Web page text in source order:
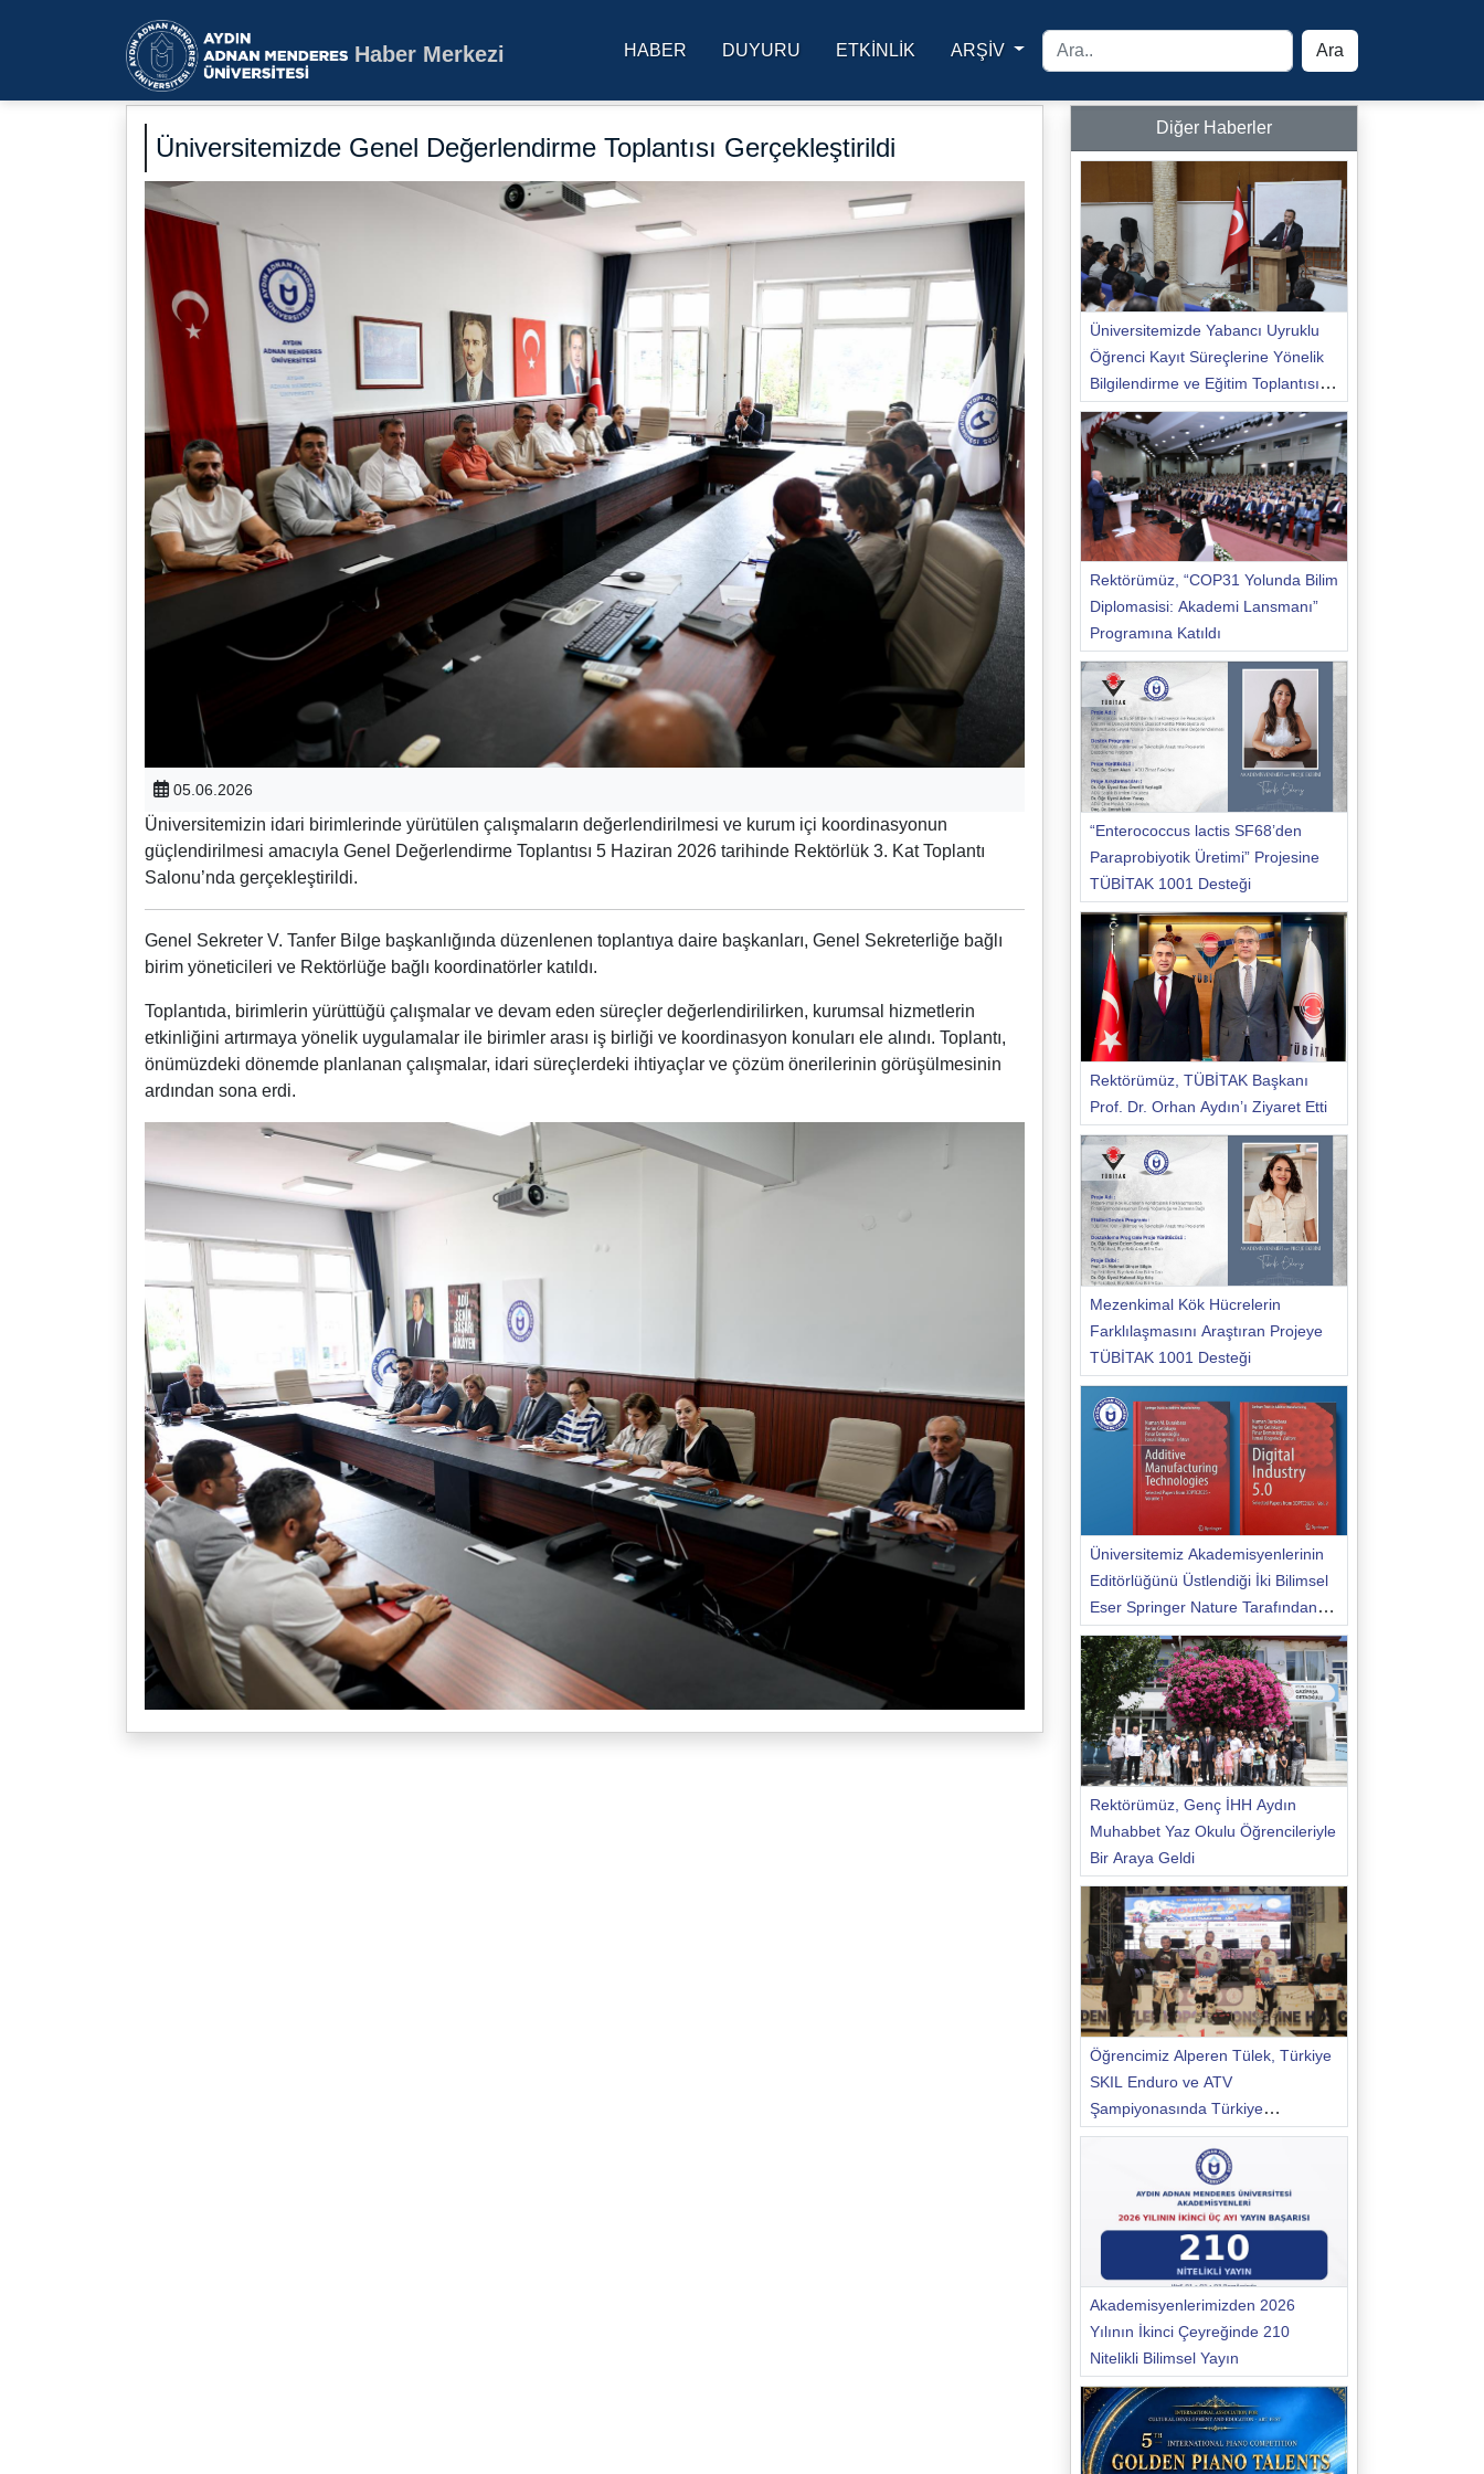
Aydın Adnan Menderes Üniversitesi Ana Sayfa
Haber Merkezi HABER DUYURU ETKINLIK ARŞİV Ara
Üniversitemizde Genel Değerlendirme Toplantısı Gerçekleştirildi
05.06.2026
Üniversitemizin idari birimlerinde yürütülen çalışmaların değerlendirilmesi ve kurum içi koordinasyonun
güçlendirilmesi amacıyla Genel Değerlendirme Toplantısı 5 Haziran 2026 tarihinde Rektörlük 3. Kat Toplantı
Salonu’nda gerçekleştirildi.
Genel Sekreter V. Tanfer Bilge başkanlığında düzenlenen toplantıya daire başkanları, Genel Sekreterliğe bağlı
birim yöneticileri ve Rektörlüğe bağlı koordinatörler katıldı.
Toplantıda, birimlerin yürüttüğü çalışmalar ve devam eden süreçler değerlendirilirken, kurumsal hizmetlerin
etkinliğini artırmaya yönelik uygulamalar ile birimler arası iş birliği ve koordinasyon konuları ele alındı. Toplantı,
önümüzdeki dönemde planlanan çalışmalar, idari süreçlerdeki ihtiyaçlar ve çözüm önerilerinin görüşülmesinin
ardından sona erdi.
Diğer Haberler
Üniversitemizde Yabancı Uyruklu
Öğrenci Kayıt Süreçlerine Yönelik
Bilgilendirme ve Eğitim Toplantısı
Düzenlendi
Rektörümüz, “COP31 Yolunda Bilim
Diplomasisi: Akademi Lansmanı”
Programına Katıldı
“Enterococcus lactis SF68’den
Paraprobiyotik Üretimi” Projesine
TÜBİTAK 1001 Desteği
Rektörümüz, TÜBİTAK Başkanı
Prof. Dr. Orhan Aydın’ı Ziyaret Etti
Mezenkimal Kök Hücrelerin
Farklılaşmasını Araştıran Projeye
TÜBİTAK 1001 Desteği
Üniversitemiz Akademisyenlerinin
Editörlüğünü Üstlendiği İki Bilimsel
Eser Springer Nature Tarafından
Yayımlandı
Rektörümüz, Genç İHH Aydın
Muhabbet Yaz Okulu Öğrencileriyle
Bir Araya Geldi
Öğrencimiz Alperen Tülek, Türkiye
SKIL Enduro ve ATV
Şampiyonasında Türkiye
Şampiyonu Oldu
Akademisyenlerimizden 2026
Yılının İkinci Çeyreğinde 210
Nitelikli Bilimsel Yayın